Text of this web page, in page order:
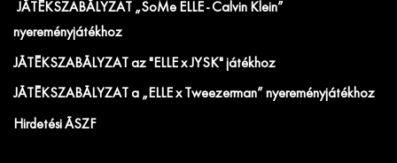
JÁTÉKSZABÁLYZAT „SoMe ELLE - Calvin Klein”
nyereményjátékhoz
JÁTÉKSZABÁLYZAT az "ELLE x JYSK" játékhoz
JÁTÉKSZABÁLYZAT a „ELLE x Tweezerman” nyereményjátékhoz
Hirdetési ÁSZF